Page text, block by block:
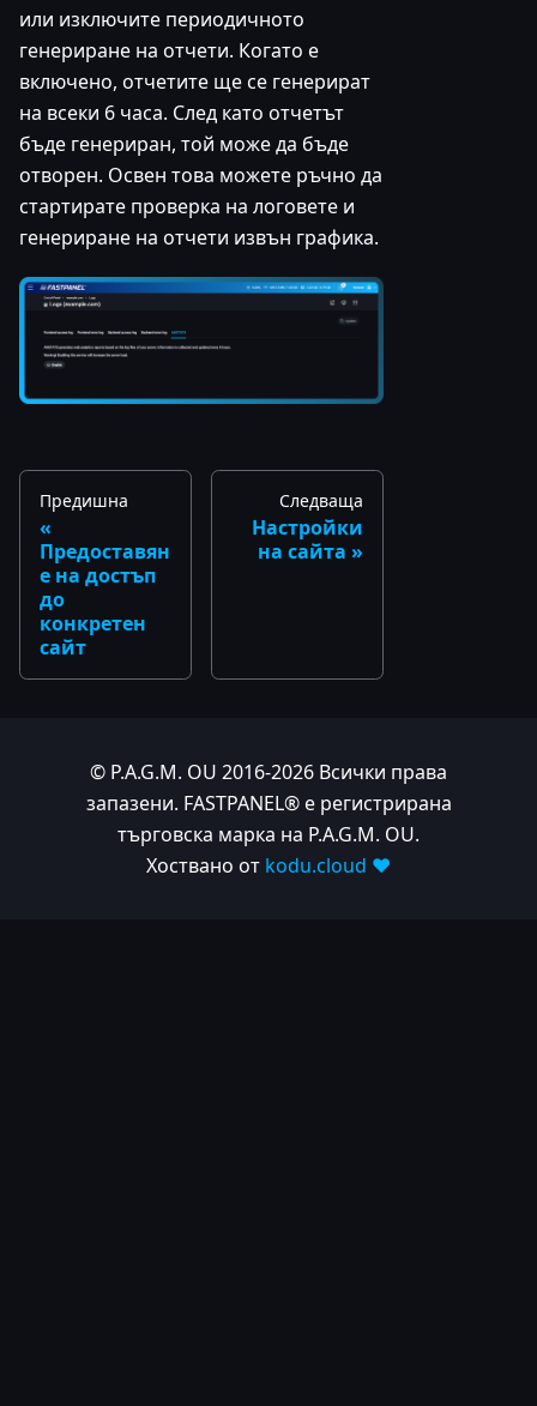
или изключите периодичното
генериране на отчети. Когато е
включено, отчетите ще се генерират
на всеки 6 часа. След като отчетът
бъде генериран, той може да бъде
отворен. Освен това можете ръчно да
стартирате проверка на логовете и
генериране на отчети извън графика.
Предишна
Предоставян
е на достъп
до
конкретен
сайт
Следваща
Настройки
на сайта
© P.A.G.M. OU 2016-2026 Всички права
запазени. FASTPANEL® е регистрирана
търговска марка на P.A.G.M. OU.
Хоствано от kodu.cloud ❤️